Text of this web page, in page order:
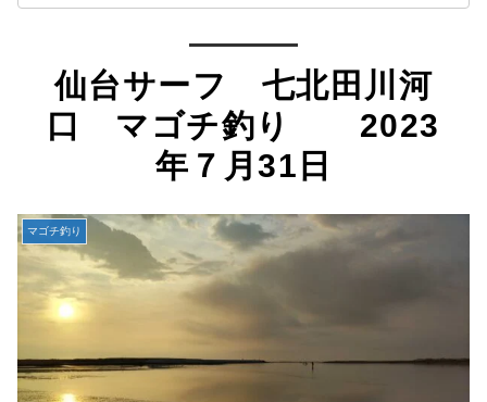
仙台サーフ 七北田川河
口 マゴチ釣り 2023
年７月31日
マゴチ釣り